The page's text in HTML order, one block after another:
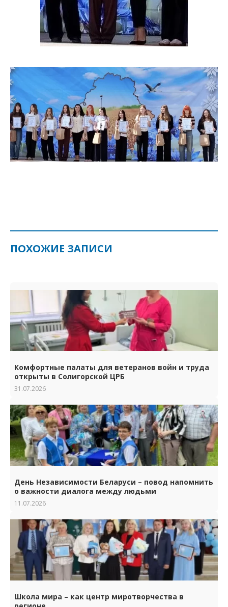
ПОХОЖИЕ ЗАПИСИ
Комфортные палаты для ветеранов войн и труда
открыты в Солигорской ЦРБ
31.07.2026
День Независимости Беларуси – повод напомнить
о важности диалога между людьми
11.07.2026
Школа мира – как центр миротворчества в